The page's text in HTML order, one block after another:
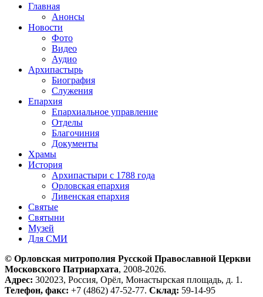
Главная
Анонсы
Новости
Фото
Видео
Аудио
Архипастырь
Биография
Служения
Епархия
Епархиальное управление
Отделы
Благочиния
Документы
Храмы
История
Архипастыри с 1788 года
Орловская епархия
Ливенская епархия
Святые
Святыни
Музей
Для СМИ
© Орловская митрополия Русской Православной Церкви
Московского Патриархата, 2008-2026.
Адрес: 302023, Россия, Орёл, Монастырская площадь, д. 1.
Телефон, факс: +7 (4862) 47-52-77. Склад: 59-14-95